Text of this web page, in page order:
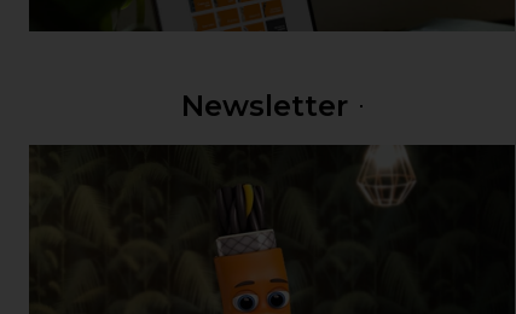
Newsletter